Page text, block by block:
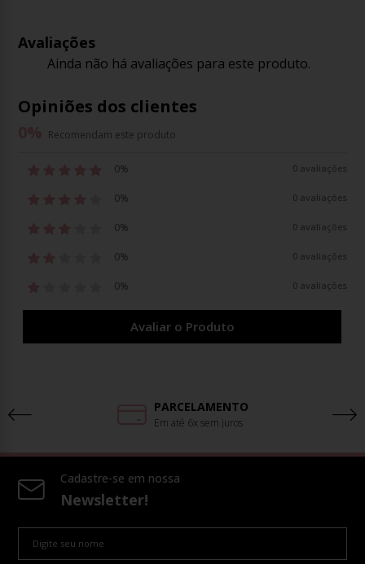
Avaliações
Ainda não há avaliações para este produto.
Opiniões dos clientes
Recomendam este produto
0% 0 avaliações
0% 0 avaliações
0% 0 avaliações
0% 0 avaliações
0% 0 avaliações
Avaliar o Produto
PARCELAMENTO
Em até 6x sem juros
Cadastre-se em nossa
Newsletter!